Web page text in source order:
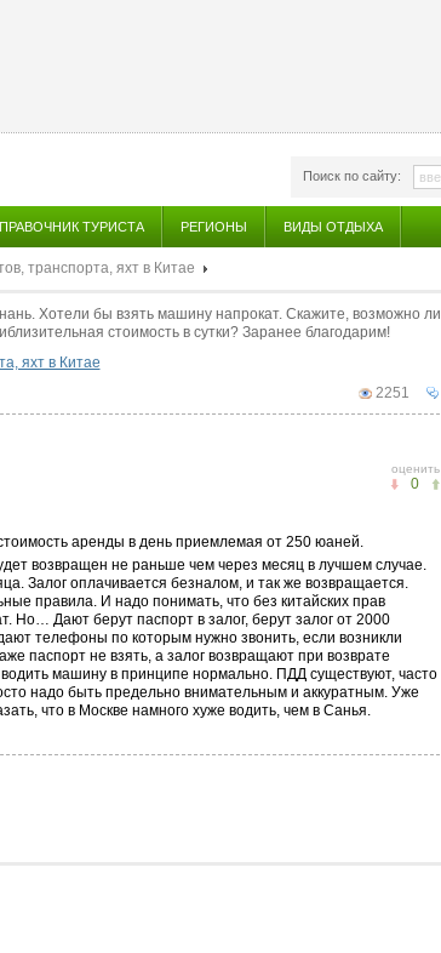
Поиск по сайту:
ТУРИСТА РЕГИОНЫ ВИДЫ ОТДЫХА
транспорта, яхт в Китае
Хотели бы взять машину напрокат. Скажите, возможно ли
стоимость в сутки? Заранее благодарим!
яхт в Китае
2251
оценить
0
аренды в день приемлемая от 250 юаней.
возвращен не раньше чем через месяц в лучшем случае.
Залог оплачивается безналом, и так же возвращается.
правила. И надо понимать, что без китайских прав
Но… Дают берут паспорт в залог, берут залог от 2000
телефоны по которым нужно звонить, если возникли
паспорт не взять, а залог возвращают при возврате
машину в принципе нормально. ПДД существуют, часто
надо быть предельно внимательным и аккуратным. Уже
что в Москве намного хуже водить, чем в Санья.